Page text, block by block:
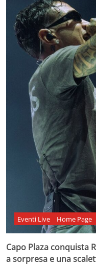
Eventi Live Home Page
Capo Plaza conquista
a sorpresa e una